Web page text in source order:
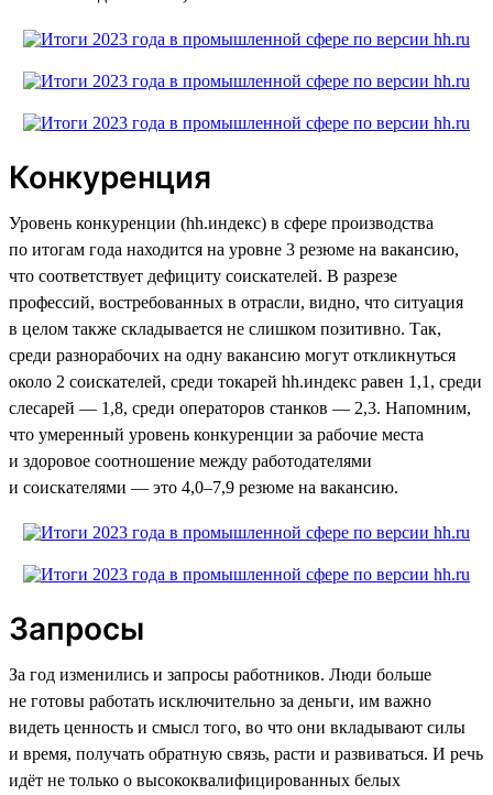
Конкуренция
Уровень конкуренции (hh.индекс) в сфере производства
по итогам года находится на уровне 3 резюме на вакансию,
что соответствует дефициту соискателей. В разрезе
профессий, востребованных в отрасли, видно, что ситуация
в целом также складывается не слишком позитивно. Так,
среди разнорабочих на одну вакансию могут откликнуться
около 2 соискателей, среди токарей hh.индекс равен 1,1, среди
слесарей — 1,8, среди операторов станков — 2,3. Напомним,
что умеренный уровень конкуренции за рабочие места
и здоровое соотношение между работодателями
и соискателями — это 4,0–7,9 резюме на вакансию.
Запросы
За год изменились и запросы работников. Люди больше
не готовы работать исключительно за деньги, им важно
видеть ценность и смысл того, во что они вкладывают силы
и время, получать обратную связь, расти и развиваться. И речь
идёт не только о высококвалифицированных белых